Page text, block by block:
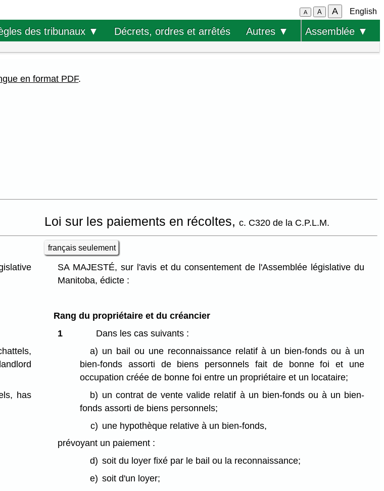
A A A English
des tribunaux ▼ Décrets, ordres et arrêtés Autres ▼ Assemblée ▼
en format PDF.
Loi sur les paiements en récoltes, c. C320 de la C.P.L.M.
français seulement
SA MAJESTÉ, sur l'avis et du consentement de l'Assemblée législative du
Manitoba, édicte :
has
Rang du propriétaire et du créancier
1
Dans les cas suivants :
a) un bail ou une reconnaissance relatif à un bien-fonds ou à un
bien-fonds assorti de biens personnels fait de bonne foi et une
occupation créée de bonne foi entre un propriétaire et un locataire;
b) un contrat de vente valide relatif à un bien-fonds ou à un bien-
fonds assorti de biens personnels;
c) une hypothèque relative à un bien-fonds,
prévoyant un paiement :
d) soit du loyer fixé par le bail ou la reconnaissance;
e) soit d'un loyer;